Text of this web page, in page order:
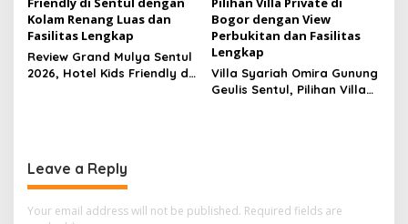
Review Grand Mulya Sentul
2026, Hotel Kids Friendly di
Villa Syariah Omira Gunung
Geulis Sentul, Pilihan Villa
Leave a Reply
Your email address will not be published. Required fields are